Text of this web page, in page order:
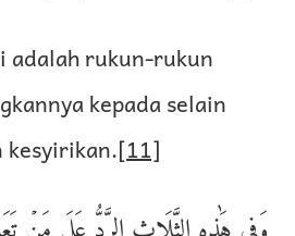
adalah rukun-rukun
kepada selain
kesyirikan.[11]